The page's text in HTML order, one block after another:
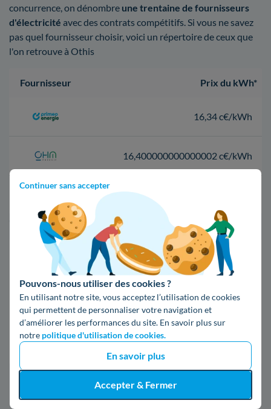
Continuer sans accepter
Pouvons-nous utiliser des cookies ?
En utilisant notre site, vous acceptez l’utilisation de cookies
qui permettent de personnaliser votre navigation et
d’améliorer les performances du site. En savoir plus sur
notre politique d'utilisation de cookies.
En savoir plus
Accepter & Fermer
concurrence, on dénombre une trentaine de fournisseurs
d'électricité avec des contrats compétitifs. Si vous ne savez
pas quel fournisseur choisir, voici un répertoire de ceux que
l'on retrouve à Othis
Fournisseur Prix du kWh*
16,34 c€/kWh
16,400000000000002 c€/kWh
*Prix TTC pour un forfait base d’une puissance de 6 kVA
Infos / souscriptions
(appel non surtaxé)
09 78 46 71 74
Comparer les offres
5. Tout ce qu'il faut connaître d'Enedis